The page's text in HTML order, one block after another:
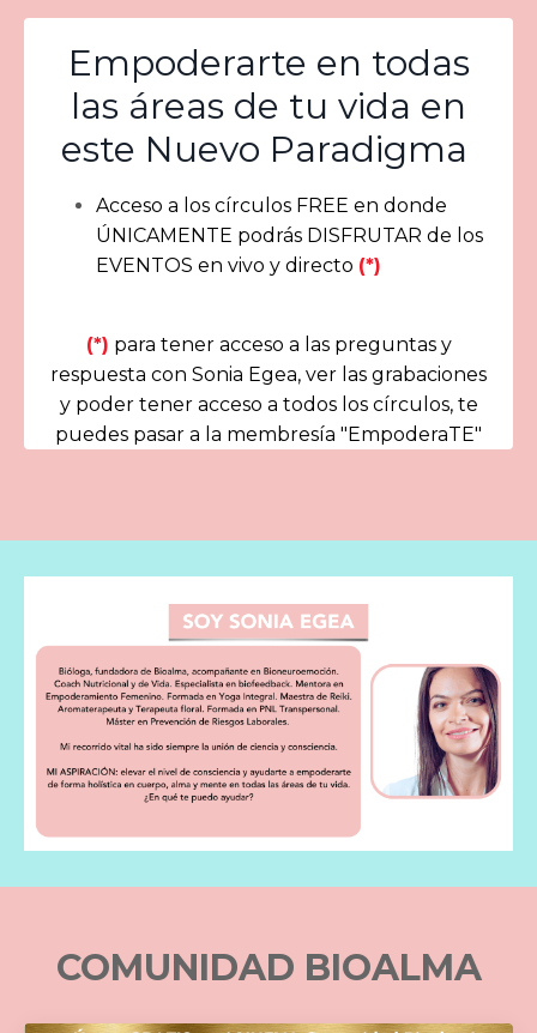
Empoderarte en todas
las áreas de tu vida en
este Nuevo Paradigma
Acceso a los círculos FREE en donde
ÚNICAMENTE podrás DISFRUTAR de los
EVENTOS en vivo y directo (*)
(*) para tener acceso a las preguntas y
respuesta con Sonia Egea, ver las grabaciones
y poder tener acceso a todos los círculos, te
puedes pasar a la membresía "EmpoderaTE"
COMUNIDAD BIOALMA